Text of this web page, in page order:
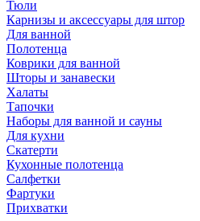
Тюли
Карнизы и аксессуары для штор
Для ванной
Полотенца
Коврики для ванной
Шторы и занавески
Халаты
Тапочки
Наборы для ванной и сауны
Для кухни
Скатерти
Кухонные полотенца
Салфетки
Фартуки
Прихватки